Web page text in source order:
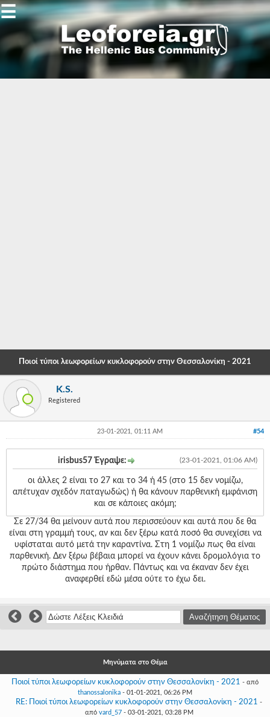
Gallery
-
-
-
-
-
-
σου,
Επισκέπτη!
Εγγραφή
☰
Ποιοί τύποι λεωφορείων κυκλοφορούν στην Θεσσαλονίκη - 2021
K.S.
Registered
#54
23-01-2021, 01:11 AM
(23-01-2021, 01:06 AM)
irisbus57 Έγραψε:
οι άλλες 2 είναι το 27 και το 34 ή 45 (στο 15 δεν νομίζω,
απέτυχαν σχεδόν παταγωδώς) ή θα κάνουν παρθενική εμφάνιση
και σε κάποιες ακόμη;
Σε 27/34 θα μείνουν αυτά που περισσεύουν και αυτά που δε θα
είναι στη γραμμή τους, αν και δεν ξέρω κατά ποσό θα συνεχίσει να
υφίσταται αυτό μετά την καραντίνα. Στη 1 νομίζω πως θα είναι
παρθενική. Δεν ξέρω βέβαια μπορεί να έχουν κάνει δρομολόγια το
πρώτο διάστημα που ήρθαν. Πάντως και να έκαναν δεν έχει
αναφερθεί εδώ μέσα ούτε το έχω δει.
Μηνύματα στο Θέμα
Ποιοί τύποι λεωφορείων κυκλοφορούν στην Θεσσαλονίκη - 2021 - από
thanossalonika - 01-01-2021, 06:26 PM
RE: Ποιοί τύποι λεωφορείων κυκλοφορούν στην Θεσσαλονίκη - 2021 -
από vard_57- 03-01-2021, 03:28 PM